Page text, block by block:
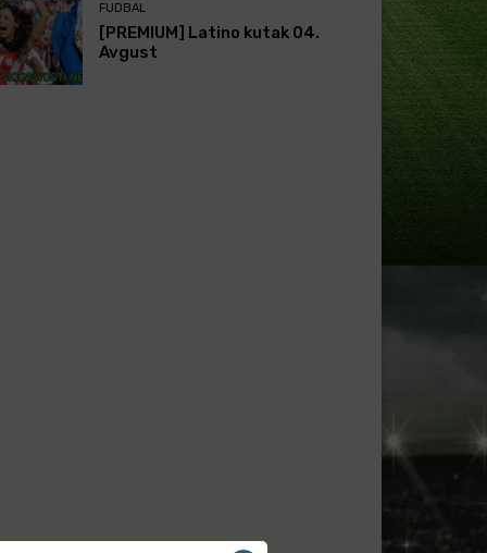
FUDBAL
[PREMIUM] Latino kutak 04.
Avgust